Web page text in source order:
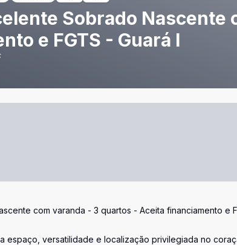
Sobrado
e FGTS - Guará I
com varanda - 3 quartos - Aceita financiamento e
espaço, versatilidade e localização privilegiada no